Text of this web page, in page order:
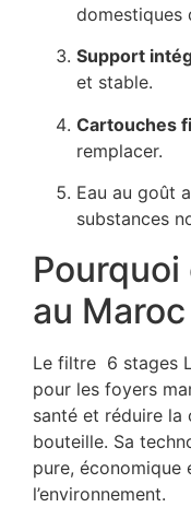
domestiques
Support
et stable.
Cartouches
remplacer.
Eau au goût
substances
au Maroc
Le filtre 6 stages
pour les foyers
santé et réduire la
bouteille. Sa
pure, économique
l’environnement.